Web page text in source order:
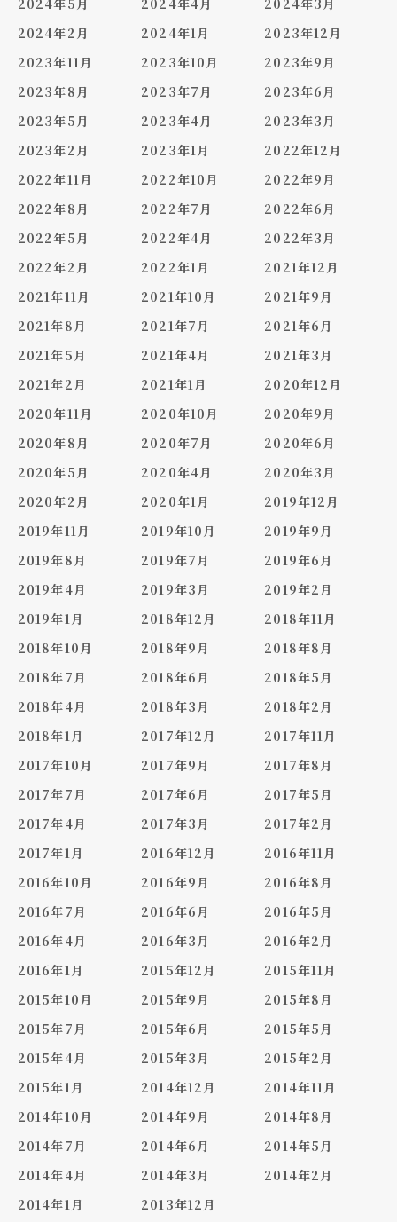
2024年2月
2024年1月
2023年12月
2023年11月
2023年10月
2023年9月
2023年8月
2023年7月
2023年6月
2023年5月
2023年4月
2023年3月
2023年2月
2023年1月
2022年12月
2022年11月
2022年10月
2022年9月
2022年8月
2022年7月
2022年6月
2022年5月
2022年4月
2022年3月
2022年2月
2022年1月
2021年12月
2021年11月
2021年10月
2021年9月
2021年8月
2021年7月
2021年6月
2021年5月
2021年4月
2021年3月
2021年2月
2021年1月
2020年12月
2020年11月
2020年10月
2020年9月
2020年8月
2020年7月
2020年6月
2020年5月
2020年4月
2020年3月
2020年2月
2020年1月
2019年12月
2019年11月
2019年10月
2019年9月
2019年8月
2019年7月
2019年6月
2019年4月
2019年3月
2019年2月
2019年1月
2018年12月
2018年11月
2018年10月
2018年9月
2018年8月
2018年7月
2018年6月
2018年5月
2018年4月
2018年3月
2018年2月
2018年1月
2017年12月
2017年11月
2017年10月
2017年9月
2017年8月
2017年7月
2017年6月
2017年5月
2017年4月
2017年3月
2017年2月
2017年1月
2016年12月
2016年11月
2016年10月
2016年9月
2016年8月
2016年7月
2016年6月
2016年5月
2016年4月
2016年3月
2016年2月
2016年1月
2015年12月
2015年11月
2015年10月
2015年9月
2015年8月
2015年7月
2015年6月
2015年5月
2015年4月
2015年3月
2015年2月
2015年1月
2014年12月
2014年11月
2014年10月
2014年9月
2014年8月
2014年7月
2014年6月
2014年5月
2014年4月
2014年3月
2014年2月
2014年1月
2013年12月